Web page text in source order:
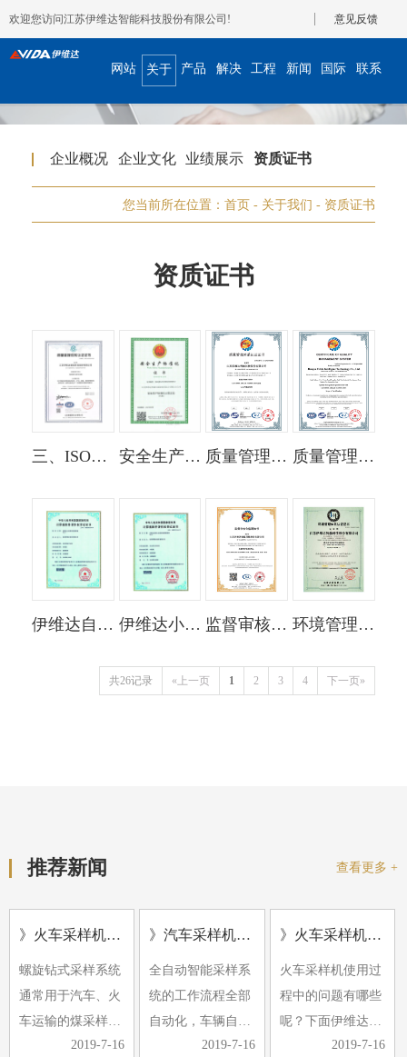
欢迎您访问江苏伊维达智能科技股份有限公司! 意见反馈
网站 关于 产品 解决 工程 新闻 国际 联系
企业概况 企业文化 业绩展示 资质证书
您当前所在位置： 首页 - 关于我们 - 资质证书
资质证书
查看更多三、ISO9001质量管理体系认证
查看更多安全生产标准化证书
查看更多质量管理体系证书
查看更多质量管理体系证书
查看更多伊维达自动装车控制系统V1.0
查看更多伊维达小微工程项目管理软件V1.0
查看更多监督审核合格通知书
查看更多环境管理体系认证证书
共26记录 «上一页 1 2 3 4 下一页»
推荐新闻 查看更多 +
》火车采样机的应用及形式
螺旋钻式采样系统
通常用于汽车、火
车运输的煤采样。
螺旋钻采样机具有
2019-7-16
》汽车采样机常见的故障有哪些
全自动智能采样系
统的工作流程全部
自动化，车辆自动
定位，计算机控制
2019-7-16
》火车采样机使用过程中的问题
火车采样机使用过
程中的问题有哪些
呢？下面伊维达小
编带大家了解下。
2019-7-16